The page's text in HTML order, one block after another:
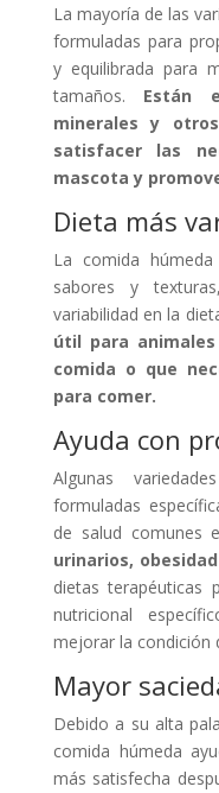
La mayoría de las
formuladas para
y equilibrada para
tamaños. Están
minerales y
satisfacer las
mascota y
Dieta más
La comida
sabores y
variabilidad en la
útil para
comida o que
para comer.
Ayuda con
Algunas
formuladas
de salud comunes
urinarios,
dietas terapéuticas
nutricional
mejorar la condición
Mayor
Debido a su alta
comida húmeda
más satisfecha